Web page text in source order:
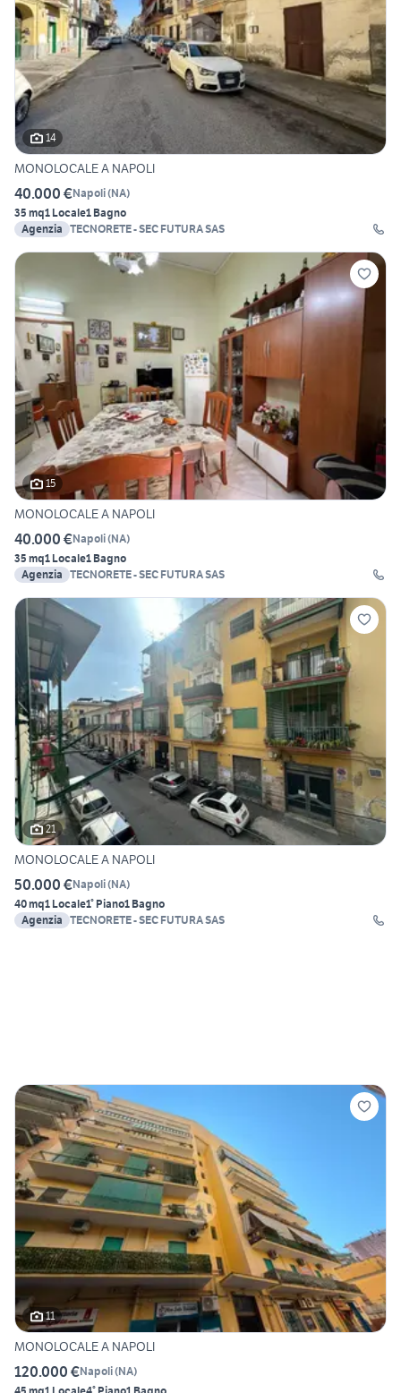
14
MONOLOCALE A NAPOLI
40.000 €Napoli(NA)
35 mq1 Locale1 Bagno
Agenzia TECNORETE - SEC FUTURA SAS
15
MONOLOCALE A NAPOLI
40.000 €Napoli(NA)
35 mq1 Locale1 Bagno
Agenzia TECNORETE - SEC FUTURA SAS
21
MONOLOCALE A NAPOLI
50.000 €Napoli(NA)
40 mq1 Locale1° Piano1 Bagno
Agenzia TECNORETE - SEC FUTURA SAS
11
MONOLOCALE A NAPOLI
120.000 €Napoli(NA)